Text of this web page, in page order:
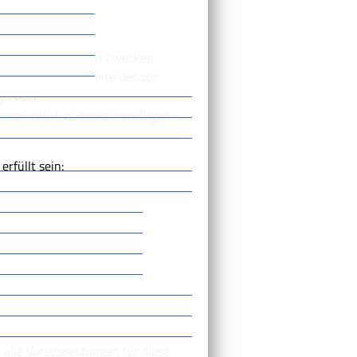
erwerbsmäßigen Zwecken
Service-Bw-Seite des zur
oder
nicht zu erwerbsmäßigen
erfüllt sein:
Tätigkeit.
Voraussetzungen für diese